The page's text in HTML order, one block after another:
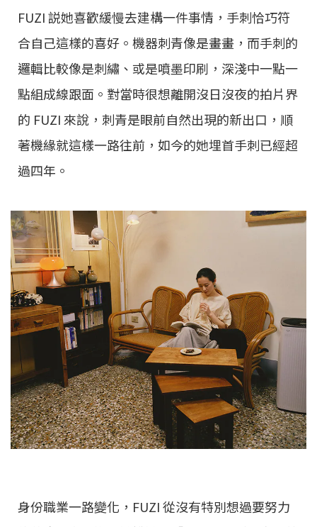
FUZI 説她喜歡緩慢去建構一件事情，手刺恰巧符
合自己這樣的喜好。機器刺青像是畫畫，而手刺的
邏輯比較像是刺繡、或是噴墨印刷，深淺中一點一
點組成線跟面。對當時很想離開沒日沒夜的拍片界
的 FUZI 來說，刺青是眼前自然出現的新出口，順
著機緣就這樣一路往前，如今的她埋首手刺已經超
過四年。
身份職業一路變化，FUZI 從沒有特別想過要努力